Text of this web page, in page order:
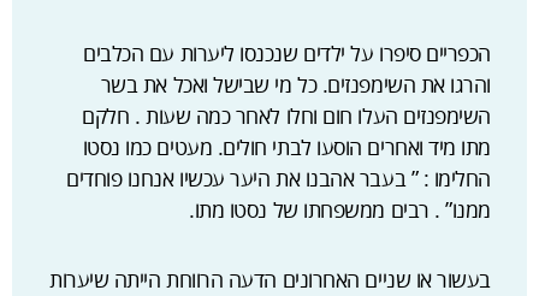
הכפריים סיפרו על ילדים שנכנסו ליערות עם הכלבים
והרגו את השימפנזים. כל מי שבישל ואכל את בשר
השימפנזים העלו חום וחלו לאחר כמה שעות . חלקם
מתו מיד ואחרים הוסעו לבתי חולים. מעטים כמו נסטו
החלימו : ” בעבר אהבנו את היער עכשיו אנחנו פוחדים
ממנו” . רבים ממשפחתו של נסטו מתו.
בעשור או שניים האחרונים הדעה הרווחת הייתה שיערות